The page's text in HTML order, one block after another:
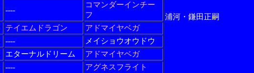
浦河・鎌田正嗣
----
コマンダーインチー
フ
テイエムドラゴン
アドマイヤベガ
----
メイショウオウドウ
エターナルドリーム
アドマイヤベガ
---- アグネスフライト